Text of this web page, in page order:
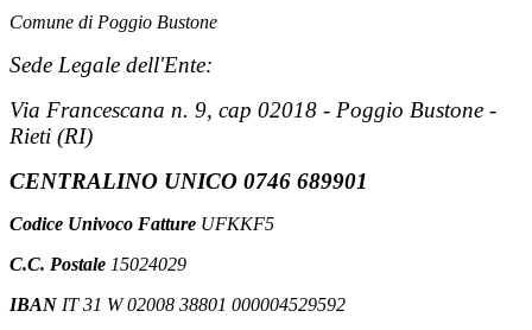
Comune di Poggio Bustone
Sede Legale dell'Ente:
Via Francescana n. 9, cap 02018 - Poggio Bustone -
Rieti (RI)
CENTRALINO UNICO 0746 689901
Codice Univoco Fatture UFKKF5
C.C. Postale 15024029
IBAN IT 31 W 02008 38801 000004529592